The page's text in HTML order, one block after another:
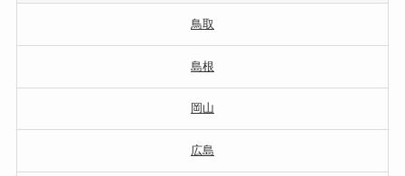
鳥取
島根
岡山
広島